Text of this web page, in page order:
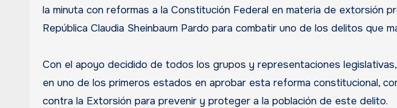
la minuta con reformas a la Constitución Federal en materia de extorsión
República Claudia Sheinbaum Pardo para combatir uno de los delitos que
Con el apoyo decidido de todos los grupos y representaciones
en uno de los primeros estados en aprobar esta reforma constitucional,
contra la Extorsión para prevenir y proteger a la población de este delito.